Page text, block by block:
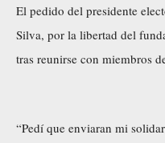
El pedido del presidente
Silva, por la libertad del
tras reunirse con miembros
“Pedí que enviaran mi